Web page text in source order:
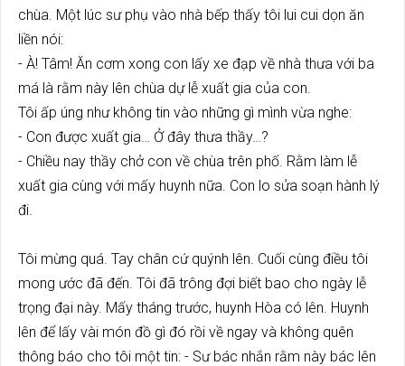
chùa. Một lúc sư phụ vào nhà bếp thấy tôi lui cui dọn ăn
liền nói:
- À! Tâm! Ăn cơm xong con lấy xe đạp về nhà thưa với ba
má là rằm này lên chùa dự lễ xuất gia của con.
Tôi ấp úng như không tin vào những gì mình vừa nghe:
- Con được xuất gia… Ở đây thưa thầy…?
- Chiều nay thầy chở con về chùa trên phố. Rằm làm lễ
xuất gia cùng với mấy huynh nữa. Con lo sửa soạn hành lý
đi.
Tôi mừng quá. Tay chân cứ quýnh lên. Cuối cùng điều tôi
mong ước đã đến. Tôi đã trông đợi biết bao cho ngày lễ
trọng đại này. Mấy tháng trước, huynh Hòa có lên. Huynh
lên để lấy vài món đồ gì đó rồi về ngay và không quên
thông báo cho tôi một tin: - Sư bác nhắn rằm này bác lên